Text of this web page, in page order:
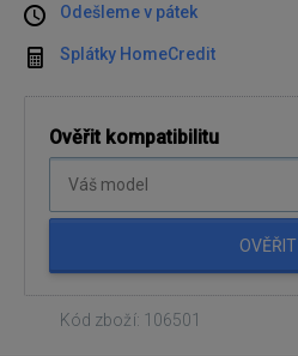
Odešleme v pátek
Splátky HomeCredit
Ověřit kompatibilitu
OVĚŘIT
Kód zboží: 106501